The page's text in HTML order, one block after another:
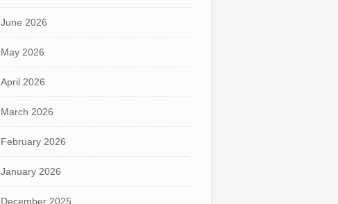
June 2026
May 2026
April 2026
March 2026
February 2026
January 2026
December 2025